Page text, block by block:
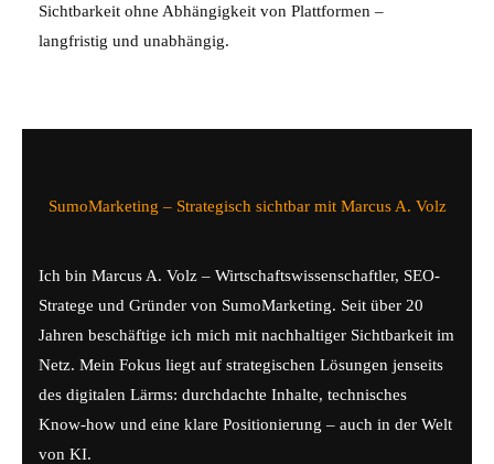
Sichtbarkeit ohne Abhängigkeit von Plattformen –
langfristig und unabhängig.
SumoMarketing – Strategisch sichtbar mit Marcus A. Volz
Ich bin Marcus A. Volz – Wirtschaftswissenschaftler, SEO-
Stratege und Gründer von SumoMarketing. Seit über 20
Jahren beschäftige ich mich mit nachhaltiger Sichtbarkeit im
Netz. Mein Fokus liegt auf strategischen Lösungen jenseits
des digitalen Lärms: durchdachte Inhalte, technisches
Know-how und eine klare Positionierung – auch in der Welt
von KI.